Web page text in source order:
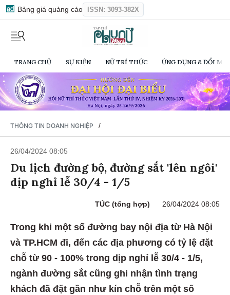
Bảng giá quảng cáo ISSN: 3093-382X
TRANG CHỦ SỰ KIỆN NỮ TRÍ THỨC ỨNG DỤNG & ĐỔI
THÔNG TIN DOANH NGHIỆP /
26/04/2024 08:05
Du lịch đường bộ, đường sắt 'lên ngôi'
dịp nghỉ lễ 30/4 - 1/5
TÚC (tổng hợp) 26/04/2024 08:05
Trong khi một số đường bay nội địa từ Hà Nội
và TP.HCM đi, đến các địa phương có tỷ lệ đặt
chỗ từ 90 - 100% trong dịp nghỉ lễ 30/4 - 1/5,
ngành đường sắt cũng ghi nhận tình trạng
khách đã đặt gần như kín chỗ trên một số